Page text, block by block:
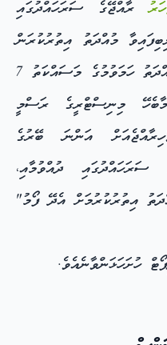
ރާއްޖޭގެ ސަރަހައްދުގައި
މުއްދަތު އިތުރުކުރަން
އެދޭނަމަ، ދޫކޮށްފައިވާ ހުއްދައިގެ މުއްދަތު ހަމަވުމުގެ މަސައްކަތު 7
މިނިސްޓްރީގެ ރަސްމީ
އަންނަ ބޭރުގެ
ދުއްވުމާއި،
އިތުރުކުރުމަށް އެދޭ ފޯމު"
ހުށަހަޅަންވާނެއެވެ.